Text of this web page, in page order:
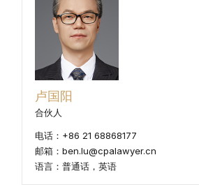
卢国阳
合伙人
电话：+86 21 68868177
邮箱：ben.lu@cpalawyer.cn
语言：普通话，英语